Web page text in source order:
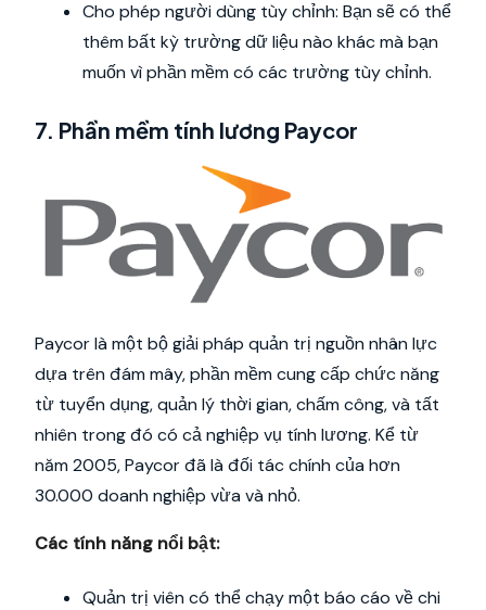
Cho phép người dùng tùy chỉnh: Bạn sẽ có thể
thêm bất kỳ trường dữ liệu nào khác mà bạn
muốn vì phần mềm có các trường tùy chỉnh.
7. Phần mềm tính lương Paycor
Paycor là một bộ giải pháp quản trị nguồn nhân lực
dựa trên đám mây, phần mềm cung cấp chức năng
từ tuyển dụng, quản lý thời gian, chấm công, và tất
nhiên trong đó có cả nghiệp vụ tính lương. Kể từ
năm 2005, Paycor đã là đối tác chính của hơn
30.000 doanh nghiệp vừa và nhỏ.
Các tính năng nổi bật:
Quản trị viên có thể chạy một báo cáo về chi